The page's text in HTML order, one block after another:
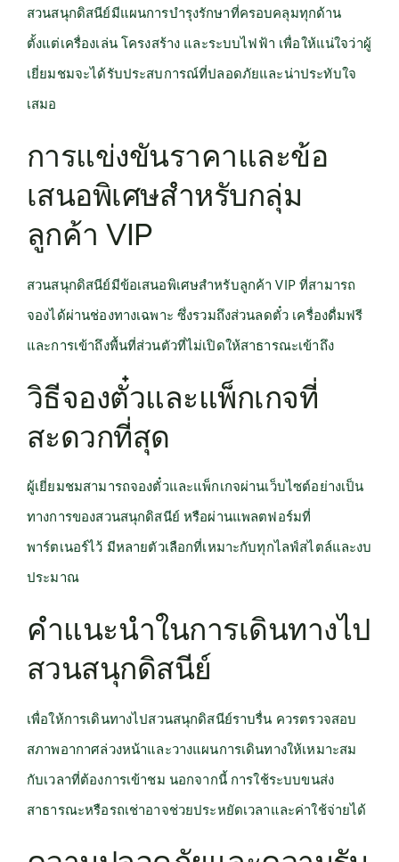
สวนสนุกดิสนีย์มีแผนการบำรุงรักษาที่ครอบคลุมทุกด้าน
ตั้งแต่เครื่องเล่น โครงสร้าง และระบบไฟฟ้า เพื่อให้แน่ใจว่าผู้
เยี่ยมชมจะได้รับประสบการณ์ที่ปลอดภัยและน่าประทับใจ
เสมอ
การแข่งขันราคาและข้อ
เสนอพิเศษสำหรับกลุ่ม
ลูกค้า VIP
สวนสนุกดิสนีย์มีข้อเสนอพิเศษสำหรับลูกค้า VIP ที่สามารถ
จองได้ผ่านช่องทางเฉพาะ ซึ่งรวมถึงส่วนลดตั๋ว เครื่องดื่มฟรี
และการเข้าถึงพื้นที่ส่วนตัวที่ไม่เปิดให้สาธารณะเข้าถึง
วิธีจองตั๋วและแพ็กเกจที่
สะดวกที่สุด
ผู้เยี่ยมชมสามารถจองตั๋วและแพ็กเกจผ่านเว็บไซต์อย่างเป็น
ทางการของสวนสนุกดิสนีย์ หรือผ่านแพลตฟอร์มที่
พาร์ตเนอร์ไว้ มีหลายตัวเลือกที่เหมาะกับทุกไลฟ์สไตล์และงบ
ประมาณ
คำแนะนำในการเดินทางไป
สวนสนุกดิสนีย์
เพื่อให้การเดินทางไปสวนสนุกดิสนีย์ราบรื่น ควรตรวจสอบ
สภาพอากาศล่วงหน้าและวางแผนการเดินทางให้เหมาะสม
กับเวลาที่ต้องการเข้าชม นอกจากนี้ การใช้ระบบขนส่ง
สาธารณะหรือรถเช่าอาจช่วยประหยัดเวลาและค่าใช้จ่ายได้